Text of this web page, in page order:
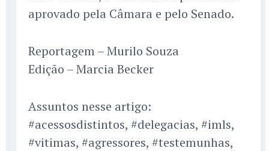
aprovado pela Câmara e pelo Senado.
Reportagem – Murilo Souza
Edição – Marcia Becker
Assuntos nesse artigo:
#acessosdistintos, #delegacias, #imls,
#vitimas, #agressores, #testemunhas,